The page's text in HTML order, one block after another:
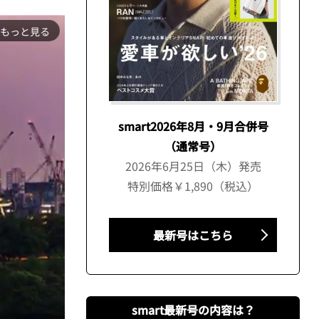
もっと見る
smart2026年8月・9月合併号
（通常号）
2026年6月25日（木）発売
特別価格￥1,890（税込）
最新号はこちら
smart最新号の内容は？